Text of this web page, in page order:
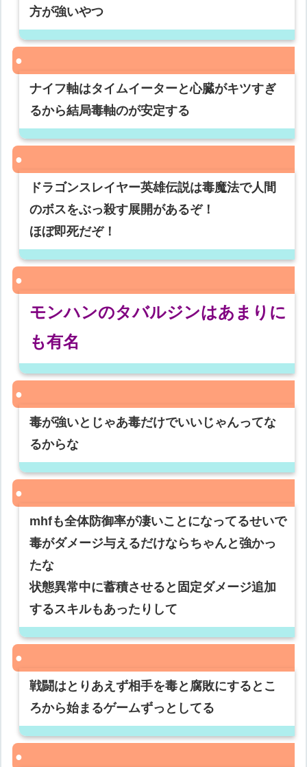
方が強いやつ
ナイフ軸はタイムイーターと心臓がキツすぎ
るから結局毒軸のが安定する
ドラゴンスレイヤー英雄伝説は毒魔法で人間
のボスをぶっ殺す展開があるぞ！
ほぼ即死だぞ！
モンハンのタバルジンはあまりに
も有名
毒が強いとじゃあ毒だけでいいじゃんってな
るからな
mhfも全体防御率が凄いことになってるせいで
毒がダメージ与えるだけならちゃんと強かっ
たな
状態異常中に蓄積させると固定ダメージ追加
するスキルもあったりして
戦闘はとりあえず相手を毒と腐敗にするとこ
ろから始まるゲームずっとしてる